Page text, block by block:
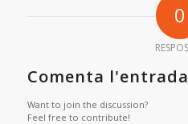
0
Comenta l'entrada
Want to join the discussion?
Feel free to contribute!